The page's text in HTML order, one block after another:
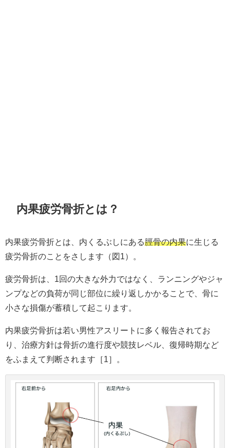
内果疲労骨折とは？
内果疲労骨折とは、内くるぶしにある脛骨の内果に生じる
疲労骨折のことをさします（図1）。
疲労骨折は、1回の大きな外力ではなく、ランニングやジャ
ンプなどの負荷が同じ部位に繰り返しかかることで、骨に
小さな損傷が蓄積して起こります。
内果疲労骨折は若い男性アスリートに多く報告されてお
り、治療方針は骨折の進行度や競技レベル、復帰時期など
をふまえて判断されます［1］。